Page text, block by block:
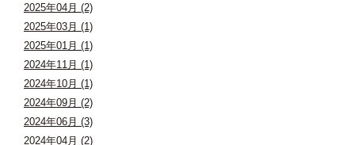
2025年04月 (2)
2025年03月 (1)
2025年01月 (1)
2024年11月 (1)
2024年10月 (1)
2024年09月 (2)
2024年06月 (3)
2024年04月 (2)